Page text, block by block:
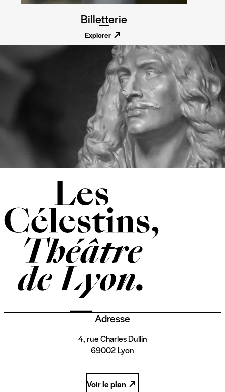
Billetterie
Explorer
Adresse
4, rue Charles Dullin
69002 Lyon
Voir le plan